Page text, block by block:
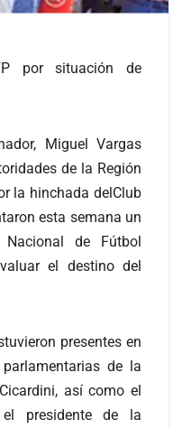
por situación de
Miguel Vargas
de la Región
la hinchada delClub
esta semana un
de Fútbol
el destino del
presentes en
de la
así como el
presidente de la